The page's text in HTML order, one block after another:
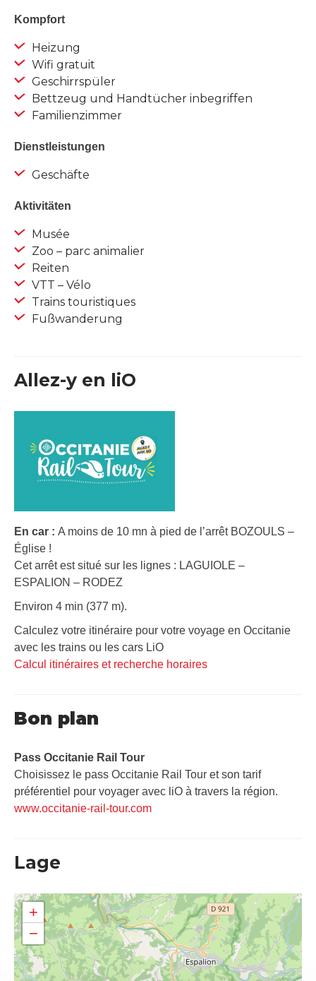
Kompfort
Heizung
Wifi gratuit
Geschirrspüler
Bettzeug und Handtücher inbegriffen
Familienzimmer
Dienstleistungen
Geschäfte
Aktivitäten
Musée
Zoo – parc animalier
Reiten
VTT – Vélo
Trains touristiques
Fußwanderung
Allez-y en liO
En car : A moins de 10 mn à pied de l’arrêt BOZOULS –
Église !
Cet arrêt est situé sur les lignes : LAGUIOLE –
ESPALION – RODEZ
Environ 4 min (377 m).
Calculez votre itinéraire pour votre voyage en Occitanie
avec les trains ou les cars LiO
Calcul itinéraires et recherche horaires
Bon plan
Pass Occitanie Rail Tour​
Choisissez le pass Occitanie Rail Tour et son tarif
préférentiel pour voyager avec liO à travers la région.
www.occitanie-rail-tour.com
Lage
+
−